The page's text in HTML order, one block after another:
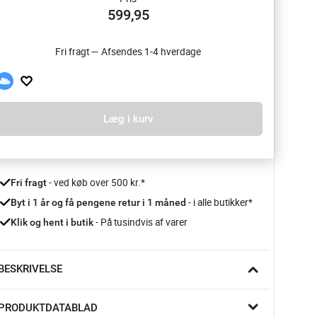
599,95
Fri fragt — Afsendes 1-4 hverdage
Læg i kurv
Fri fragt - ved køb over 500 kr.*
Byt i 1 år og få pengene retur i 1 måned - i alle butikker*
Klik og hent i butik - På tusindvis af varer
som et lille pusterum midt i hverdagen. Papaveria